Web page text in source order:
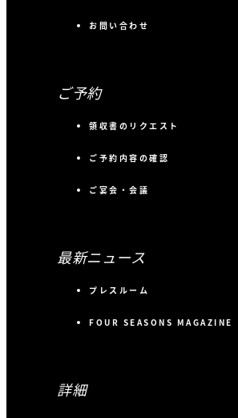
お問い合わせ
ご予約
領収書のリクエスト
ご予約内容の確認
ご宴会・会議
最新ニュース
プレスルーム
FOUR SEASONS MAGAZINE
詳細